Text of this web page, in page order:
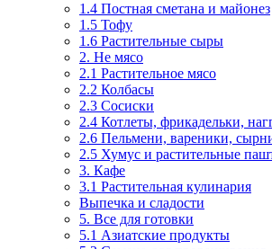
1.4 Постная сметана и майонез
1.5 Тофу
1.6 Растительные сыры
2. Не мясо
2.1 Растительное мясо
2.2 Колбасы
2.3 Сосиски
2.4 Котлеты, фрикадельки,
2.6 Пельмени, вареники,
2.5 Хумус и растительные
3. Кафе
3.1 Растительная кулинария
Выпечка и сладости
5. Все для готовки
5.1 Азиатские продукты